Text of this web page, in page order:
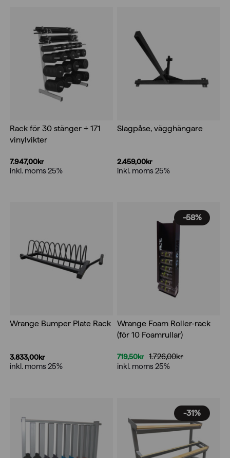
Rack för 30 stänger + 171
vinylvikter
7.947,00kr
inkl. moms 25%
Slagpåse, vägghängare
2.459,00kr
inkl. moms 25%
Wrange Bumper Plate Rack
3.833,00kr
inkl. moms 25%
-58%
Wrange Foam Roller-rack
(för 10 Foamrullar)
1.726,00kr
Det
719,50kr
Det
inkl. moms 25%
-31%